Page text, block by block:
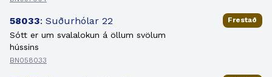
58033: Suðurhólar 22
Sótt er um svalalokun á öllum svölum
hússins
BN058033
Frestað